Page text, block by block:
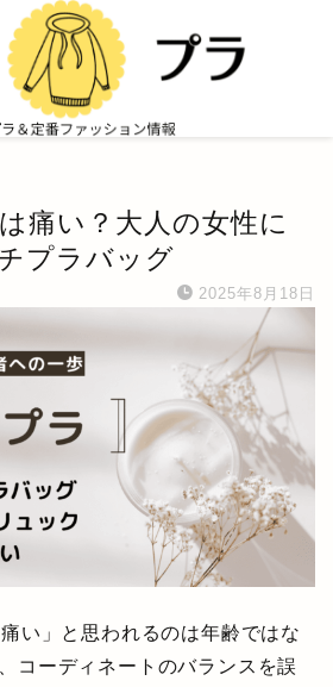
痛い？大人の女性に
プラバッグ
2025年8月18日
い」と思われるのは年齢ではな
コーディネートのバランスを誤